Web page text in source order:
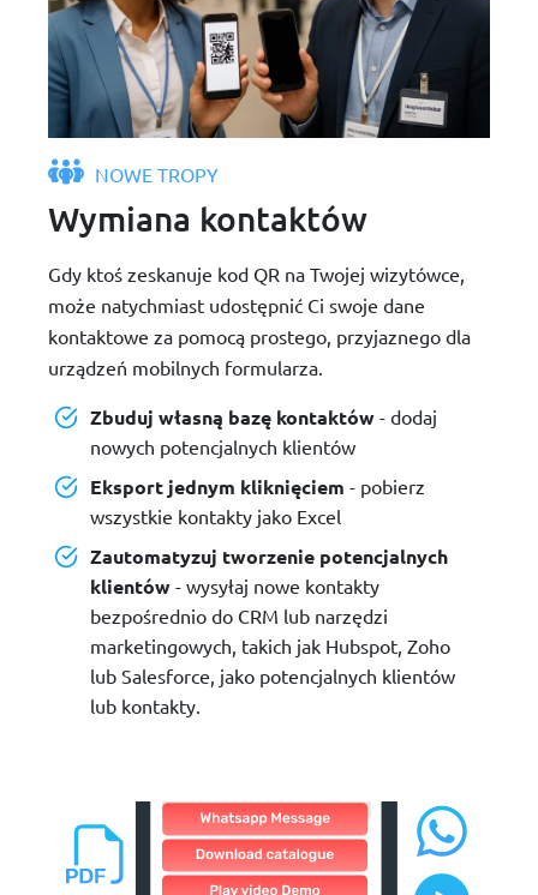
NOWE TROPY
Wymiana kontaktów
Gdy ktoś zeskanuje kod QR na Twojej wizytówce,
może natychmiast udostępnić Ci swoje dane
kontaktowe za pomocą prostego, przyjaznego dla
urządzeń mobilnych formularza.
Zbuduj własną bazę kontaktów - dodaj
nowych potencjalnych klientów
Eksport jednym kliknięciem - pobierz
wszystkie kontakty jako Excel
Zautomatyzuj tworzenie potencjalnych
klientów - wysyłaj nowe kontakty
bezpośrednio do CRM lub narzędzi
marketingowych, takich jak Hubspot, Zoho
lub Salesforce, jako potencjalnych klientów
lub kontakty.